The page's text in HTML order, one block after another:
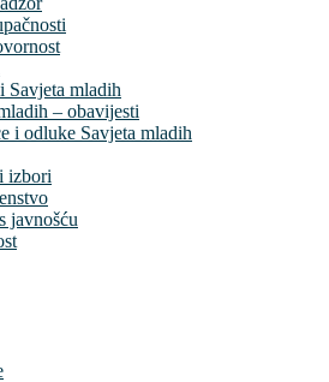
Savjeta mladih
– obavijesti
i odluke Savjeta mladih
izbori
javnošću